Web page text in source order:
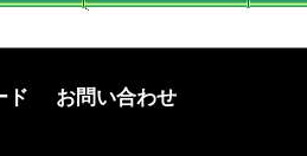
ド お問い合わせ